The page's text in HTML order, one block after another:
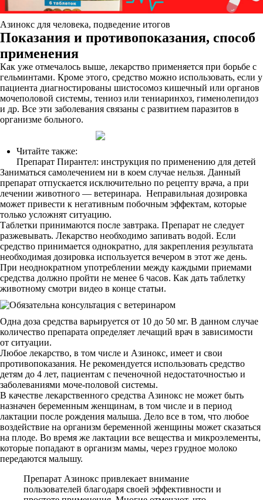
Азинокс для человека, подведение итогов
Показания и противопоказания, способ
применения
Как уже отмечалось выше, лекарство применяется при борьбе с
гельминтами. Кроме этого, средство можно использовать, если у
пациента диагностированы шистосомоз кишечный или органов
мочеполовой системы, тениоз или тениаринхоз, гименолепидоз
и др. Все эти заболевания связаны с развитием паразитов в
организме больного.
Читайте также:
Препарат Пирантел: инструкция по применению для детей
Заниматься самолечением ни в коем случае нельзя. Данный
препарат отпускается исключительно по рецепту врача, а при
лечении животного — ветеринара. Неправильная дозировка
может привести к негативным побочным эффектам, которые
только усложнят ситуацию.
Таблетки принимаются после завтрака. Препарат не следует
разжевывать. Лекарство необходимо запивать водой. Если
средство принимается однократно, для закрепления результата
необходимая дозировка используется вечером в этот же день.
При неоднократном употреблении между каждыми приемами
средства должно пройти не менее 6 часов. Как дать таблетку
животному смотри видео в конце статьи.
Одна доза средства варьируется от 10 до 50 мг. В данном случае
количество препарата определяет лечащий врач в зависимости
от ситуации.
Любое лекарство, в том числе и Азинокс, имеет и свои
противопоказания. Не рекомендуется использовать средство
детям до 4 лет, пациентам с печеночной недостаточностью и
заболеваниями моче-половой системы.
В качестве лекарственного средства Азинокс не может быть
назначен беременным женщинам, в том числе и в период
лактации после рождения малыша. Дело все в том, что любое
воздействие на организм беременной женщины может сказаться
на плоде. Во время же лактации все вещества и микроэлементы,
которые попадают в организм мамы, через грудное молоко
передаются малышу.
Препарат Азинокс привлекает внимание
пользователей благодаря своей эффективности и